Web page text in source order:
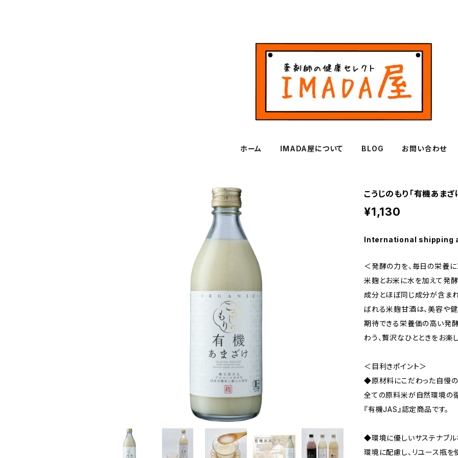
ホーム IMADA屋について BLOG お問い合わせ
こうじのもり「有機あま
¥1,130
International shipping
＜発酵の力を、毎日の栄養に
米麹とお米に水を加えて発
成分とほぼ同じ成分が含ま
ばれる米麹甘酒は、美容や健
期待できる栄養価の高い発
わう、贅沢なひとときをお楽
＜目利きポイント＞
◆原材料にこだわった自慢
全ての原料米が自然環境の
『有機JAS』認定商品です。
◆環境に優しいサステナブ
環境に配慮し、リユース瓶を